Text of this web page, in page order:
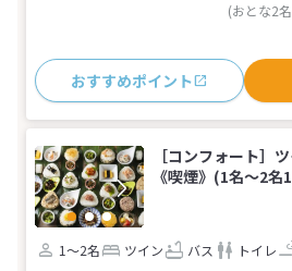
(おとな2
おすすめポイント
［コンフォート
《喫煙》(1名～2名
1～2名 ツイン バス トイレ